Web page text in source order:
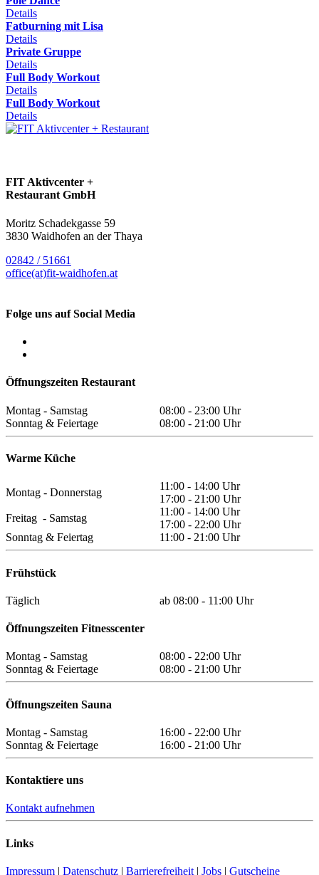
Details
Fatburning mit Lisa
Details
Private Gruppe
Details
Full Body Workout
Details
Full Body Workout
Details
FIT Aktivcenter +
Restaurant GmbH
Moritz Schadekgasse 59
3830 Waidhofen an der Thaya
02842 / 51661
office(at)fit-waidhofen.at
Folge uns auf Social Media
Öffnungszeiten Restaurant
Montag - Samstag
08:00 - 23:00 Uhr
Sonntag & Feiertage
08:00 - 21:00 Uhr
Warme Küche
Montag - Donnerstag
11:00 - 14:00 Uhr
17:00 - 21:00 Uhr
Freitag - Samstag
11:00 - 14:00 Uhr
17:00 - 22:00 Uhr
Sonntag & Feiertag
11:00 - 21:00 Uhr
Frühstück
Täglich ab 08:00 - 11:00 Uhr
Öffnungszeiten Fitnesscenter
Montag - Samstag
08:00 - 22:00 Uhr
Sonntag & Feiertage
08:00 - 21:00 Uhr
Öffnungszeiten Sauna
Montag - Samstag
16:00 - 22:00 Uhr
Sonntag & Feiertage
16:00 - 21:00 Uhr
Kontaktiere uns
Kontakt aufnehmen
Links
Impressum | Datenschutz | Barrierefreiheit | Jobs | Gutscheine